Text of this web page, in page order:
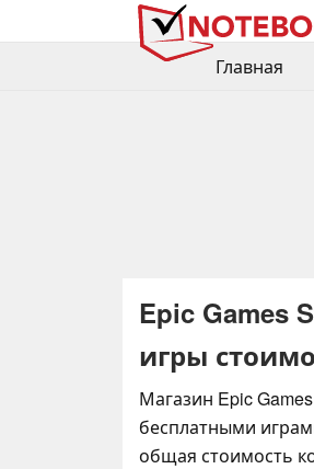
Главная
Epic Games
игры
Магазин Epic
бесплатными
общая стоимость